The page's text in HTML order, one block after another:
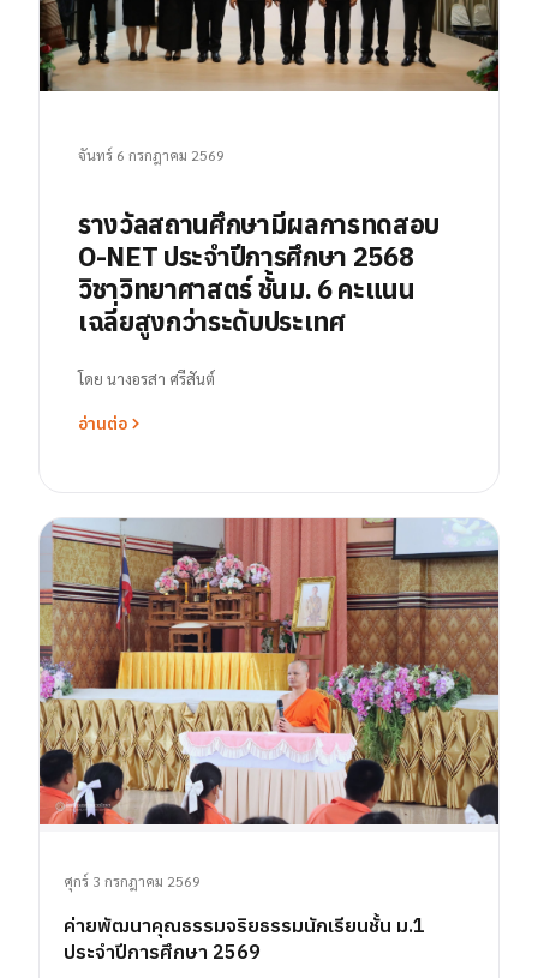
จันทร์ 6 กรกฎาคม 2569
รางวัลสถานศึกษามีผลการทดสอบ
O-NET ประจำปีการศึกษา 2568
วิชาวิทยาศาสตร์ ชั้นม. 6 คะแนน
เฉลี่ยสูงกว่าระดับประเทศ
โดย นางอรสา ศรีสันต์
อ่านต่อ
ศุกร์ 3 กรกฎาคม 2569
ค่ายพัฒนาคุณธรรมจริยธรรมนักเรียนชั้น ม.1
ประจำปีการศึกษา 2569